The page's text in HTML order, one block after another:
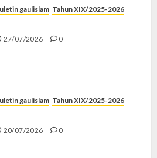
gaulislam Tahun XIX/2025-2026
27/07/2026 0
gaulislam Tahun XIX/2025-2026
20/07/2026 0